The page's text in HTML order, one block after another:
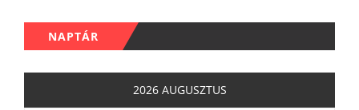
NAPTÁR
2026 AUGUSZTUS